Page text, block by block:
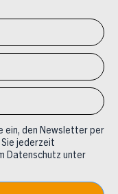
ein, den Newsletter per
Sie jederzeit
Datenschutz unter